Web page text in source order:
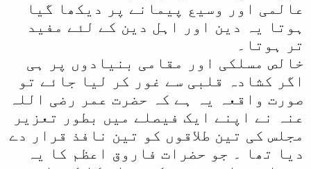
عالمی اور وسیع پیمانے پر دیکھا گیا
ہوتا یہ دین اور اہل دین کے لئے مفید
تر ہوتا۔
خالص مسلکی اور مقامی بنیادوں پر ہی
اگر کشادہ قلبی سے غور کر لیا جائے تو
صورت واقعہ یہ ہے کہ حضرت عمر رضی اللہ
عنہ نے اپنے ایک فیصلے میں بطور تعزیر
مجلس کی تین طلاقوں کو تین نافذ قرار دے
دیا تھا ۔ جو حضرات فاروق اعظم کا یہ